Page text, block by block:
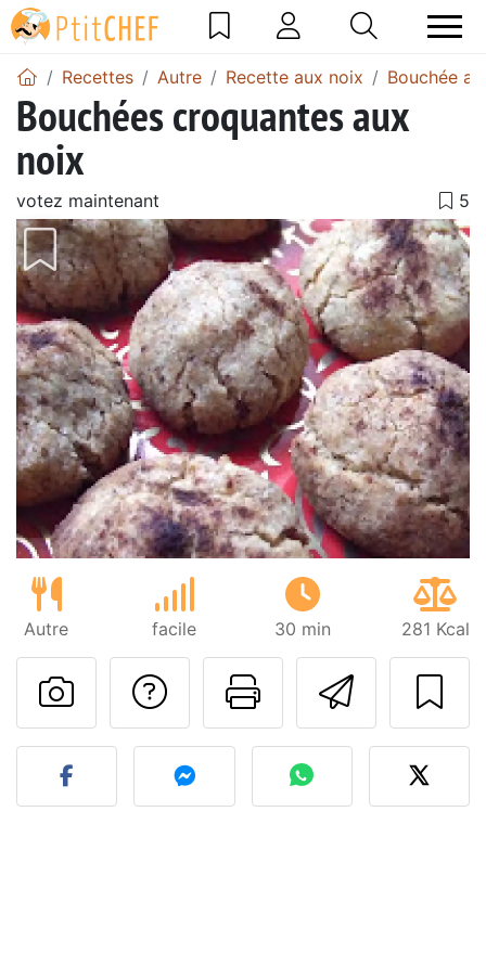
Recettes Autre Recette aux noix Bouchée
Bouchées croquantes aux
noix
votez maintenant
Autre facile 30 min 281 Kcal
Imprimer
Poser une
Publier votre photo de